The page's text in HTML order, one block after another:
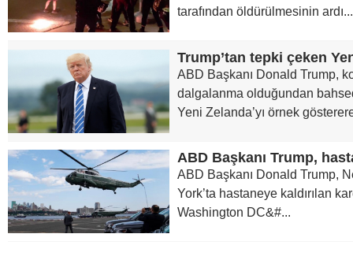
tarafından öldürülmesinin ardı...
Trump’tan tepki çeken
ABD Başkanı Donald Trump,
dalgalanma olduğundan
Yeni Zelanda’yı örnek
ABD Başkanı Donald Trump,
York’ta hastaneye kaldırılan
Washington DC&#...